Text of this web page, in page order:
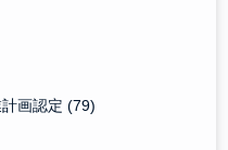
計画認定(79)